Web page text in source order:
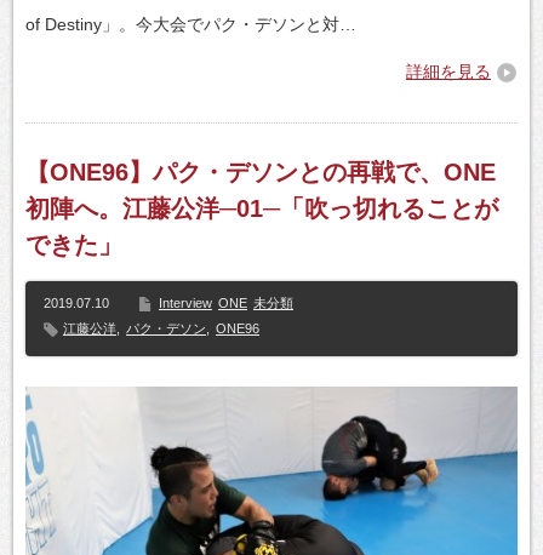
of Destiny」。今大会でパク・デソンと対…
詳細を見る
【ONE96】パク・デソンとの再戦で、ONE
初陣へ。江藤公洋─01─「吹っ切れることが
できた」
2019.07.10 Interview ONE 未分類
江藤公洋
パク・デソン ONE96